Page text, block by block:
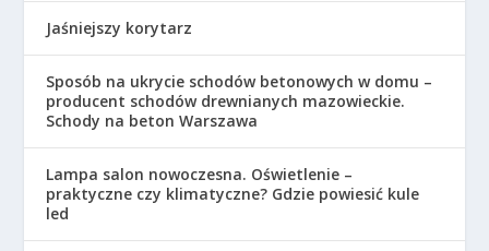
Jaśniejszy korytarz
Sposób na ukrycie schodów betonowych w domu –
producent schodów drewnianych mazowieckie.
Schody na beton Warszawa
Lampa salon nowoczesna. Oświetlenie –
praktyczne czy klimatyczne? Gdzie powiesić kule
led